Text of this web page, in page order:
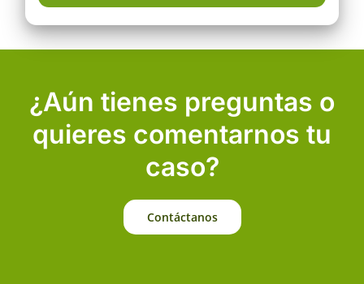
¿Aún tienes preguntas o
quieres comentarnos tu
caso?
Contáctanos